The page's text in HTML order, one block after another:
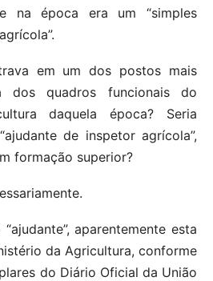
na época era um “simples
em um dos postos mais
dos quadros funcionais do
daquela época? Seria
de inspetor agrícola”,
formação superior?
aparentemente esta
da Agricultura, conforme
do Diário Oficial da União